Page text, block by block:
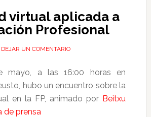
virtual aplicada a
Profesional
DEJAR UN COMENTARIO
mayo, a las 16:00 horas en
hubo un encuentro sobre la
en la FP, animado por Beitxu
de prensa